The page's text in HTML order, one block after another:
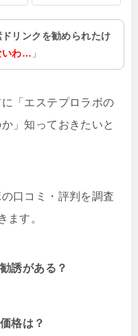
リンクを勧められたけ
いわ… 」
「エステプロラボの
」知っておきたいと
口コミ・評判を調査
ます。
誘がある？
格は？